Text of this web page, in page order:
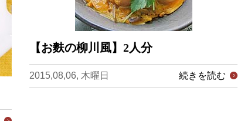
【お麩の柳川風】2人分
2015,08,06, 木曜日 続きを読む